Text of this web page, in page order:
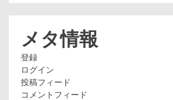
メタ情報
登録
ログイン
投稿フィード
コメントフィード